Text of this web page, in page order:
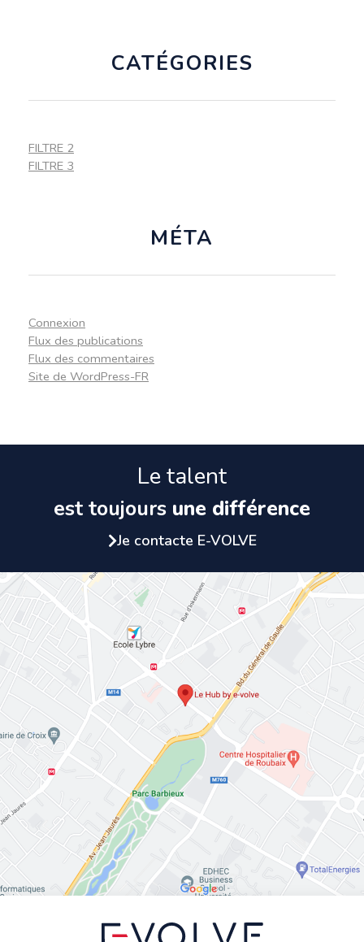
CATÉGORIES
FILTRE 2
FILTRE 3
MÉTA
Connexion
Flux des publications
Flux des commentaires
Site de WordPress-FR
Le talent
est toujours une différence
Je contacte E-VOLVE